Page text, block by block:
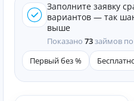
Заполните заявку
вариантов — так
выше
Показано 73займов
Первый без %